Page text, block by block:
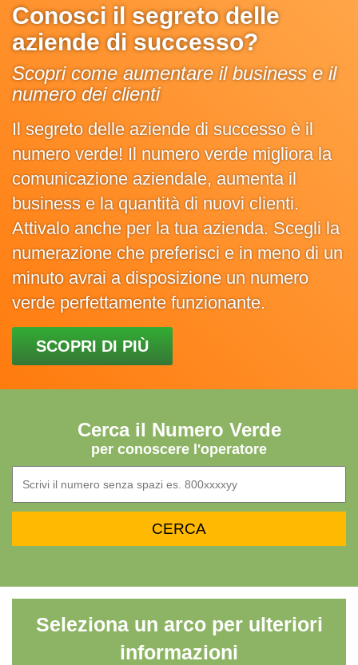
Conosci il segreto delle
aziende di successo?
Scopri come aumentare il business e il
numero dei clienti
Il segreto delle aziende di successo è il
numero verde! Il numero verde migliora la
comunicazione aziendale, aumenta il
business e la quantità di nuovi clienti.
Attivalo anche per la tua azienda. Scegli la
numerazione che preferisci e in meno di un
minuto avrai a disposizione un numero
verde perfettamente funzionante.
SCOPRI DI PIÙ
Cerca il Numero Verde
per conoscere l'operatore
Seleziona un arco per ulteriori
informazioni